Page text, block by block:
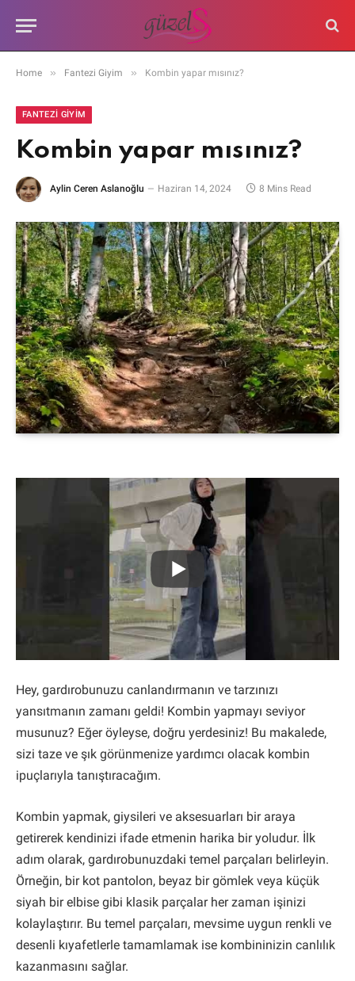
Home » Fantezi Giyim » Kombin yapar mısınız?
FANTEZI GIYIM
Kombin yapar mısınız?
Aylin Ceren Aslanoğlu Haziran 14, 2024 8 Mins Read
Hey, gardırobunuzu canlandırmanın ve tarzınızı
yansıtmanın zamanı geldi! Kombin yapmayı seviyor
musunuz? Eğer öyleyse, doğru yerdesiniz! Bu makalede,
sizi taze ve şık görünmenize yardımcı olacak kombin
ipuçlarıyla tanıştıracağım.
Kombin yapmak, giysileri ve aksesuarları bir araya
getirerek kendinizi ifade etmenin harika bir yoludur. İlk
adım olarak, gardırobunuzdaki temel parçaları belirleyin.
Örneğin, bir kot pantolon, beyaz bir gömlek veya küçük
siyah bir elbise gibi klasik parçalar her zaman işinizi
kolaylaştırır. Bu temel parçaları, mevsime uygun renkli ve
desenli kıyafetlerle tamamlamak ise kombininizin canlılık
kazanmasını sağlar.